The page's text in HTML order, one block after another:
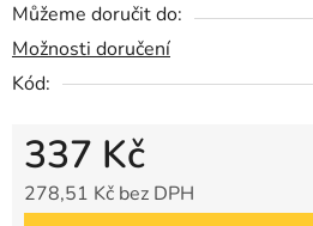
Můžeme doručit do:
Možnosti doručení
Kód:
337 Kč
278,51 Kč bez DPH